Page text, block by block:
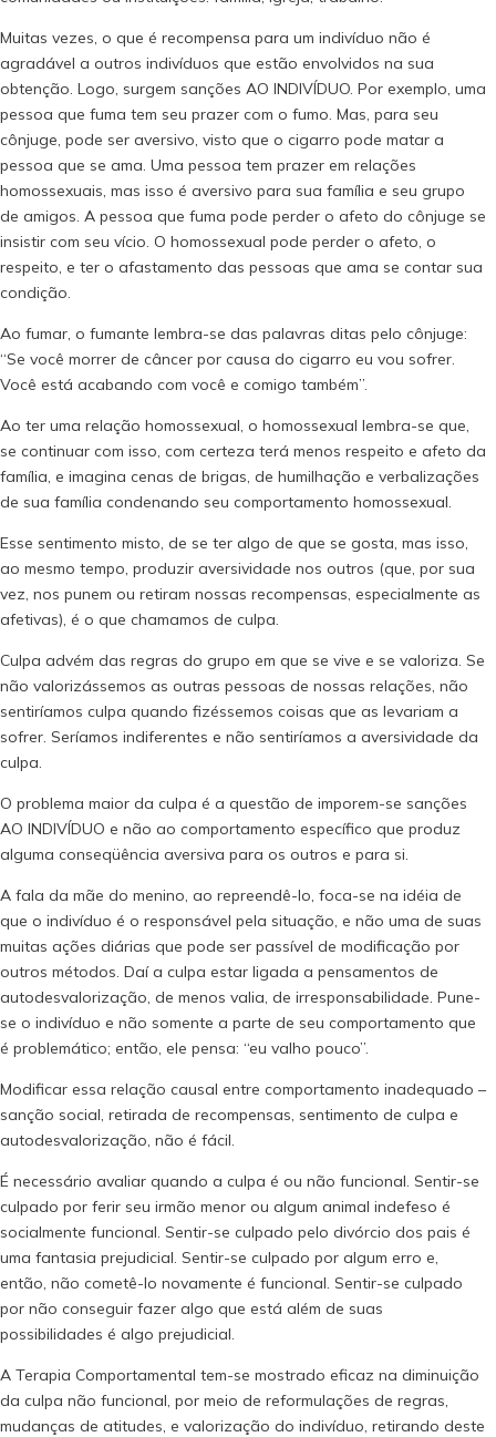
Muitas vezes, o que é recompensa para um indivíduo não é
agradável a outros indivíduos que estão envolvidos na sua
obtenção. Logo, surgem sanções AO INDIVÍDUO. Por exemplo, uma
pessoa que fuma tem seu prazer com o fumo. Mas, para seu
cônjuge, pode ser aversivo, visto que o cigarro pode matar a
pessoa que se ama. Uma pessoa tem prazer em relações
homossexuais, mas isso é aversivo para sua família e seu grupo
de amigos. A pessoa que fuma pode perder o afeto do cônjuge se
insistir com seu vício. O homossexual pode perder o afeto, o
respeito, e ter o afastamento das pessoas que ama se contar sua
condição.
Ao fumar, o fumante lembra-se das palavras ditas pelo cônjuge:
“Se você morrer de câncer por causa do cigarro eu vou sofrer.
Você está acabando com você e comigo também”.
Ao ter uma relação homossexual, o homossexual lembra-se que,
se continuar com isso, com certeza terá menos respeito e afeto da
família, e imagina cenas de brigas, de humilhação e verbalizações
de sua família condenando seu comportamento homossexual.
Esse sentimento misto, de se ter algo de que se gosta, mas isso,
ao mesmo tempo, produzir aversividade nos outros (que, por sua
vez, nos punem ou retiram nossas recompensas, especialmente as
afetivas), é o que chamamos de culpa.
Culpa advém das regras do grupo em que se vive e se valoriza. Se
não valorizássemos as outras pessoas de nossas relações, não
sentiríamos culpa quando fizéssemos coisas que as levariam a
sofrer. Seríamos indiferentes e não sentiríamos a aversividade da
culpa.
O problema maior da culpa é a questão de imporem-se sanções
AO INDIVÍDUO e não ao comportamento específico que produz
alguma conseqüência aversiva para os outros e para si.
A fala da mãe do menino, ao repreendê-lo, foca-se na idéia de
que o indivíduo é o responsável pela situação, e não uma de suas
muitas ações diárias que pode ser passível de modificação por
outros métodos. Daí a culpa estar ligada a pensamentos de
autodesvalorização, de menos valia, de irresponsabilidade. Pune-
se o indivíduo e não somente a parte de seu comportamento que
é problemático; então, ele pensa: “eu valho pouco”.
Modificar essa relação causal entre comportamento inadequado –
sanção social, retirada de recompensas, sentimento de culpa e
autodesvalorização, não é fácil.
É necessário avaliar quando a culpa é ou não funcional. Sentir-se
culpado por ferir seu irmão menor ou algum animal indefeso é
socialmente funcional. Sentir-se culpado pelo divórcio dos pais é
uma fantasia prejudicial. Sentir-se culpado por algum erro e,
então, não cometê-lo novamente é funcional. Sentir-se culpado
por não conseguir fazer algo que está além de suas
possibilidades é algo prejudicial.
A Terapia Comportamental tem-se mostrado eficaz na diminuição
da culpa não funcional, por meio de reformulações de regras,
mudanças de atitudes, e valorização do indivíduo, retirando deste